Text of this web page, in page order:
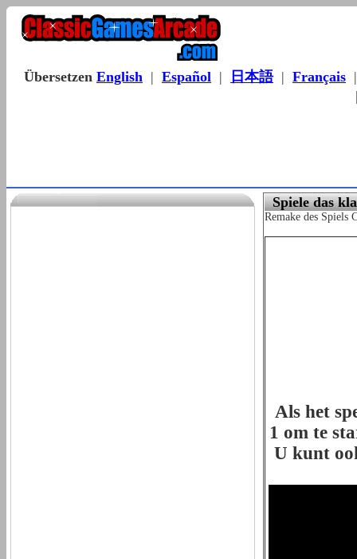
Übersetzen English | Español | 日本語| Français
Spiele das
Remake des Spiels
Als het
1 om te
U kunt